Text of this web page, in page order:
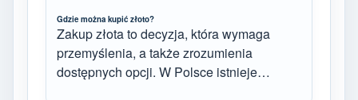
Gdzie można kupić złoto?
Zakup złota to decyzja, która wymaga
przemyślenia, a także zrozumienia
dostępnych opcji. W Polsce istnieje…